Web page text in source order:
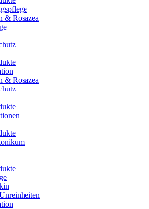
& Rosazea
& Rosazea